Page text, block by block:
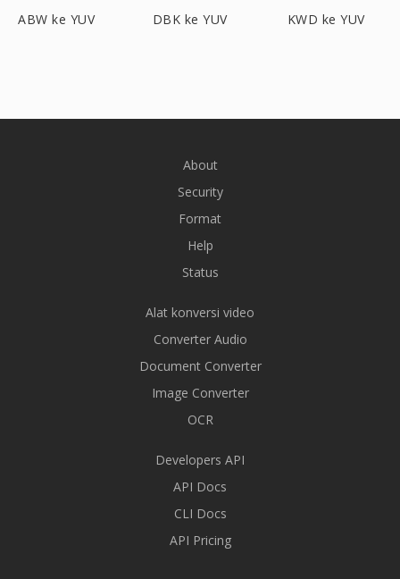
ABW ke YUV DBK ke YUV KWD ke YUV
About
Security
Format
Help
Status
Alat konversi video
Converter Audio
Document Converter
Image Converter
OCR
Developers API
API Docs
CLI Docs
API Pricing